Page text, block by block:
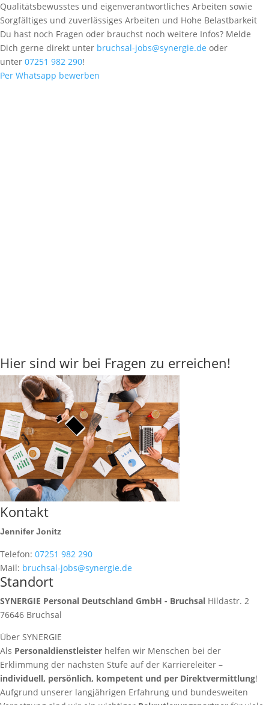
Qualitätsbewusstes und eigenverantwortliches Arbeiten sowie
Sorgfältiges und zuverlässiges Arbeiten und Hohe Belastbarkeit
Du hast noch Fragen oder brauchst noch weitere Infos? Melde
Dich gerne direkt unter bruchsal-jobs@synergie.de oder
unter 07251 982 290!
Per Whatsapp bewerben
Hier sind wir bei Fragen zu erreichen!
Kontakt
Jennifer Jonitz
Telefon: 07251 982 290
Mail: bruchsal-jobs@synergie.de
Standort
SYNERGIE Personal Deutschland GmbH - Bruchsal Hildastr. 2
76646 Bruchsal
Über SYNERGIE
Als Personaldienstleister helfen wir Menschen bei der
Erklimmung der nächsten Stufe auf der Karriereleiter –
individuell, persönlich, kompetent und per Direktvermittlung!
Aufgrund unserer langjährigen Erfahrung und bundesweiten